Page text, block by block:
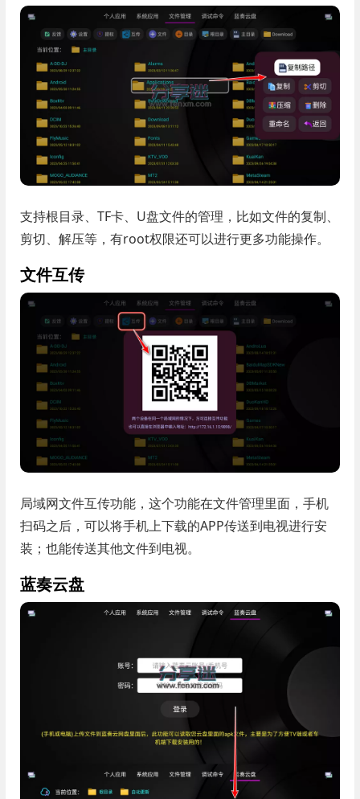
支持根目录、TF卡、U盘文件的管理，比如文件的复制、
剪切、解压等，有root权限还可以进行更多功能操作。
文件互传
局域网文件互传功能，这个功能在文件管理里面，手机
扫码之后，可以将手机上下载的APP传送到电视进行安
装；也能传送其他文件到电视。
蓝奏云盘